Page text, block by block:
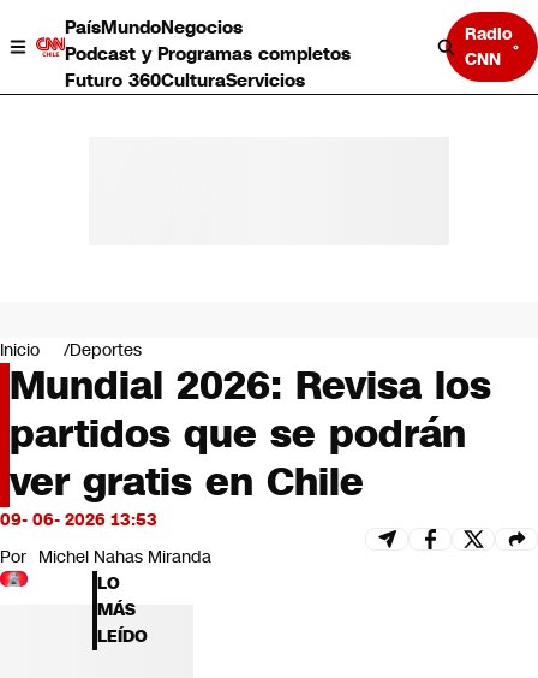
PaísMundoNegocios
Podcast y Programas completos
Futuro 360CulturaServicios
Radio
CNN
Negocios
Deportes
Programas completos
Cultura
Servicios
Bits
CNN Data
CNN tiempo
Futuro 360
Opinión
Inicio Deportes
Mundial 2026: Revisa los
partidos que se podrán
ver gratis en Chile
09- 06- 2026 13:53
Por Michel Nahas Miranda
LO
MÁS
LEÍDO